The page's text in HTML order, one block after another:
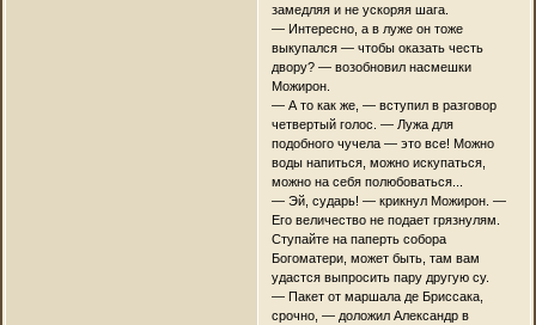
замедляя и не ускоряя шага.
— Интересно, а в луже он тоже
выкупался — чтобы оказать честь
двору? — возобновил насмешки
Можирон.
— А то как же, — вступил в разговор
четвертый голос. — Лужа для
подобного чучела — это все! Можно
воды напиться, можно искупаться,
можно на себя полюбоваться...
— Эй, сударь! — крикнул Можирон. —
Его величество не подает грязнулям.
Ступайте на паперть собора
Богоматери, может быть, там вам
удастся выпросить пару другую су.
— Пакет от маршала де Бриссака,
срочно, — доложил Александр в